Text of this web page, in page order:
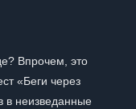
Впрочем, это
«Беги через
в неизведанные